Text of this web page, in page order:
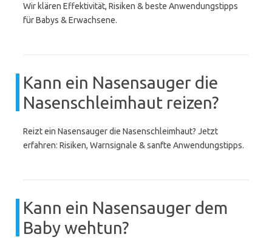
Wir klären Effektivität, Risiken & beste Anwendungstipps
für Babys & Erwachsene.
Kann ein Nasensauger die
Nasenschleimhaut reizen?
Reizt ein Nasensauger die Nasenschleimhaut? Jetzt
erfahren: Risiken, Warnsignale & sanfte Anwendungstipps.
Kann ein Nasensauger dem
Baby wehtun?